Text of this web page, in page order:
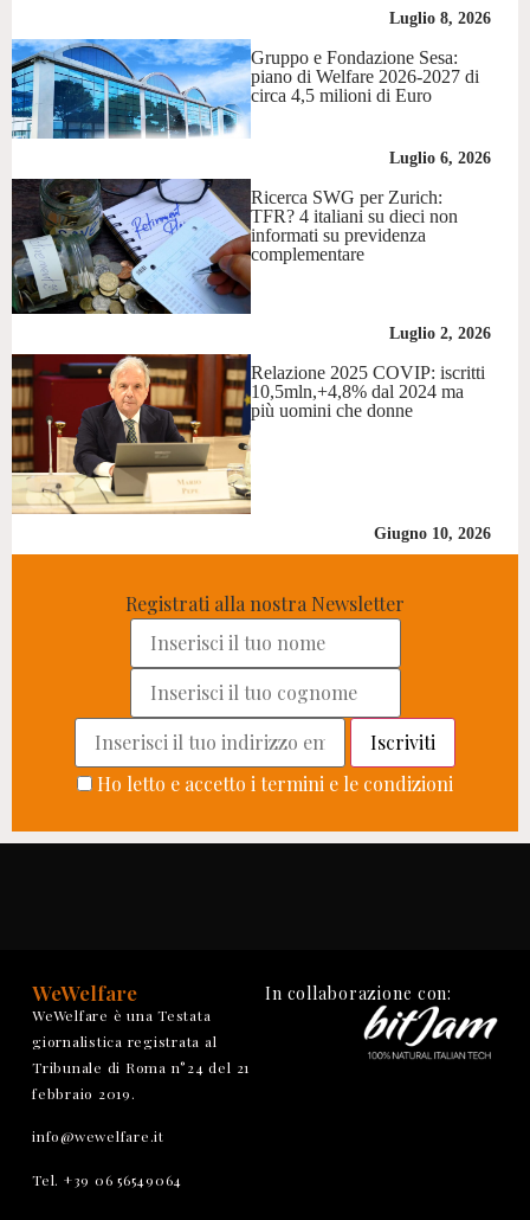
Luglio 8, 2026
Gruppo e Fondazione Sesa:
piano di Welfare 2026-2027 di
circa 4,5 milioni di Euro
Luglio 6, 2026
Ricerca SWG per Zurich:
TFR? 4 italiani su dieci non
informati su previdenza
complementare
Luglio 2, 2026
Relazione 2025 COVIP: iscritti
10,5mln,+4,8% dal 2024 ma
più uomini che donne
Giugno 10, 2026
Registrati alla nostra Newsletter
Ho letto e accetto i termini e le condizioni
WeWelfare
WeWelfare è una Testata
giornalistica registrata al
Tribunale di Roma n°24 del 21
febbraio 2019.
info@wewelfare.it
Tel. +39 06 56549064
In collaborazione con: